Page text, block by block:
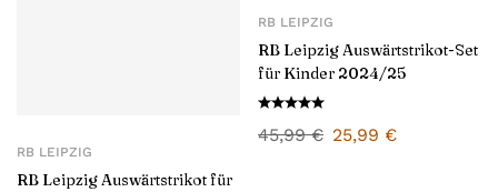
RB LEIPZIG
RB Leipzig Auswärtstrikot für
RB LEIPZIG
RB Leipzig Auswärtstrikot-Set
für Kinder 2024/25
45,99€ 25,99 €